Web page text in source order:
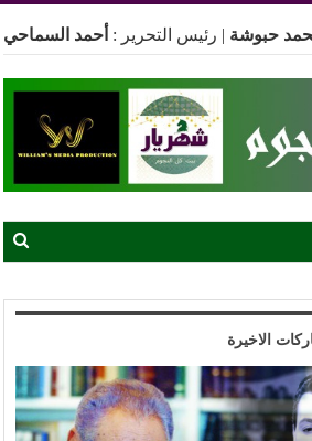
حبوشة | رئيس التحرير : أحمد السماحي
الاخيرة